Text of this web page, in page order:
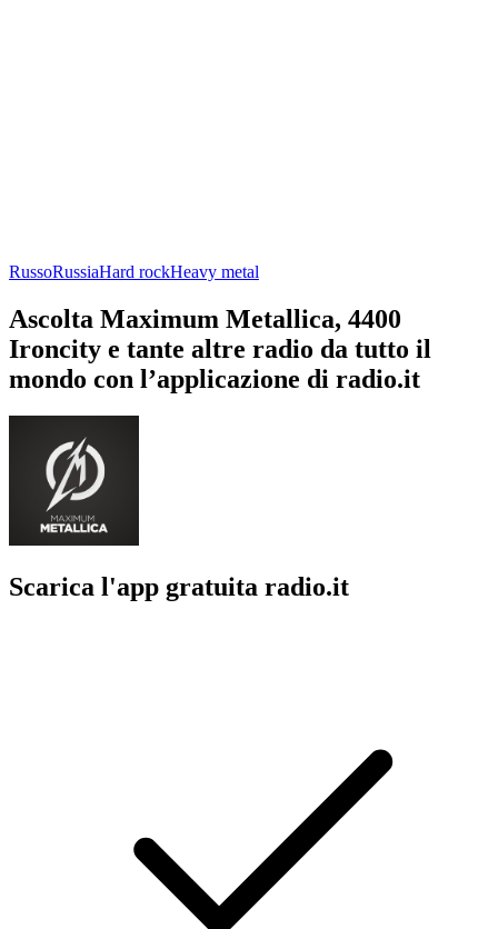
RussoRussiaHard rockHeavy metal
Ascolta Maximum Metallica, 4400
Ironcity e tante altre radio da tutto il
mondo con l’applicazione di radio.it
Scarica l'app gratuita radio.it